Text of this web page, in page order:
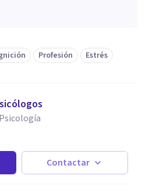
Profesión Estrés
Contactar